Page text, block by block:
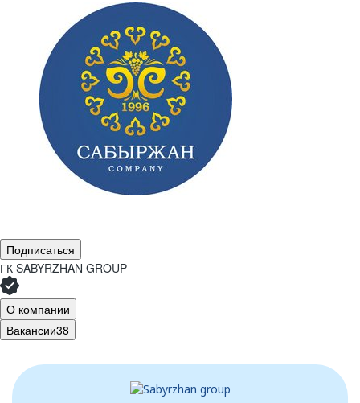
Подписаться
ГК SABYRZHAN GROUP
О компании
Вакансии38